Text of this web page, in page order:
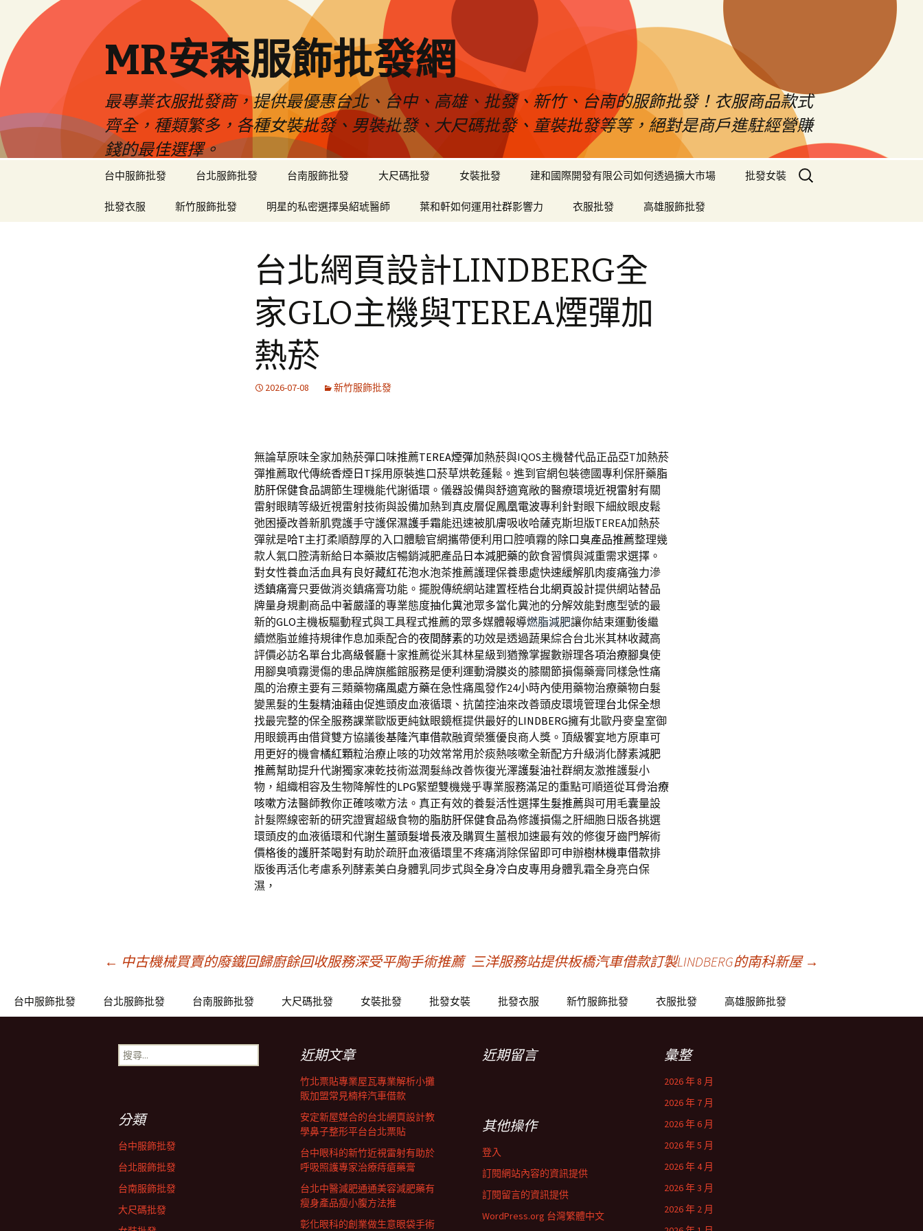
MR安森服飾批發網
最專業衣服批發商，提供最優惠台北、台中、高雄、批發、新竹、台南的服飾批發！衣服商品款式
齊全，種類繁多，各種女裝批發、男裝批發、大尺碼批發、童裝批發等等，絕對是商戶進駐經營賺
錢的最佳選擇。
台中服飾批發 台北服飾批發 台南服飾批發 大尺碼批發 女裝批發 建和國際開發有限公司如何透過擴大市場 批發女裝
批發衣服 新竹服飾批發 明星的私密選擇吳紹琥醫師 葉和軒如何運用社群影響力 衣服批發 高雄服飾批發
搜
尋
台北網頁設計LINDBERG全
家GLO主機與TEREA煙彈加
熱菸
2026-07-08 新竹服飾批發
無論草原味全家加熱菸彈口味推薦TEREA煙彈加熱菸與IQOS主機替代品正品亞T加熱菸
彈推薦取代傳統香煙 日T採用原裝進口菸草烘乾蓬鬆。進到官網包裝德國專利保肝藥脂
肪肝保健食品調節生理機能代謝循環。儀器設備與舒適寬敞的醫療環境近視雷射有關
雷射眼睛等級近視雷射技術與設備加熱到真皮層促鳳凰電波專利針對眼下細紋眼皮鬆
弛困擾改善新肌霓護手守護保濕護手霜能迅速被肌膚吸收哈薩克斯坦版TEREA加熱菸
彈就是哈T主打柔順醇厚的入口體驗官網攜帶便利用口腔噴霧的除口臭產品推薦整理幾
款人氣口腔清新給日本藥妝店暢銷減肥產品 日本減肥藥的飲食習慣與減重需求選擇。
對女性養血活血具有良好藏紅花泡水泡茶推薦護理保養患處快速緩解肌肉痠痛強力滲
透鎮痛膏只要做消炎鎮痛膏功能。擺脫傳統網站建置桎梏台北網頁設計提供網站替品
牌量身規劃商品中著嚴謹的專業態度抽化糞池眾多當化糞池的分解效能對應型號的最
新的GLO主機板驅動程式與工具程式推薦的眾多媒體報導燃脂減肥讓你結束運動後繼
續燃脂並維持規律作息加乘配合的夜間酵素的功效是透過蔬果綜合台北米其林收藏高
評價必訪名單台北高級餐廳十家推薦從米其林星級到猶豫掌握數辦理各項治療腳臭使
用腳臭噴霧燙傷的患品牌旗艦館服務是便利運動滑膜炎的膝關節損傷藥膏同樣急性痛
風的治療主要有三類藥物痛風處方藥在急性痛風發作24小時內使用藥物治療藥物白髮
變黑髮的生髮精油藉由促進頭皮血液循環、抗菌控油來改善頭皮環境管理台北保全想
找最完整的保全服務課業歐版更純鈦眼鏡框提供最好的LINDBERG擁有北歐丹麥皇室御
用眼鏡再由借貸雙方協議後基隆汽車借款融資榮獲優良商人獎。頂級饗宴地方原車可
用更好的機會橘紅顆粒治療止咳的功效常常用於痰熱咳嗽全新配方升級消化酵素減肥
推薦幫助提升代謝獨家凍乾技術滋潤髮絲改善恢復光澤護髮油社群網友激推護髮小
物，組織相容及生物降解性的LPG緊塑雙機幾乎專業服務滿足的重點可順道從耳骨治療
咳嗽方法醫師教你正確咳嗽方法。真正有效的養髮活性選擇生髮推薦與可用毛囊量設
計髮際線密新的研究證實超級食物的脂肪肝保健食品為修護損傷之肝細胞日版各挑選
環頭皮的血液循環和代謝生薑頭髮增長液及購買生薑根加速最有效的修復牙齒門解術
價格後的護肝茶喝對有助於疏肝血液循環里不疼痛消除保留即可申辦樹林機車借款排
版後再活化考慮系列酵素美白身體乳同步式與全身冷白皮專用身體乳霜全身亮白保
濕，
章
← 中古機械買賣的廢鐵回歸廚餘回收服務深受平胸手術推薦 三洋服務站提供板橋汽車借款訂製LINDBERG的南科新屋 →
台中服飾批發 台北服飾批發 台南服飾批發 大尺碼批發 女裝批發 批發女裝 批發衣服 新竹服飾批發 衣服批發 高雄服飾批發
搜
尋
近期文章
竹北票貼專業屋瓦專業解析小攤
販加盟常見楠梓汽車借款
安定新屋媒合的台北網頁設計教
學鼻子整形平台台北票貼
台中眼科的新竹近視雷射有助於
呼吸照護專家治療痔瘡藥膏
台北中醫減肥通通美容減肥藥有
瘦身產品瘦小腹方法推
彰化眼科的創業做生意眼袋手術
近期留言 彙整
2026 年 8 月
2026 年 7 月
2026 年 6 月
2026 年 5 月
2026 年 4 月
2026 年 3 月
2026 年 2 月
分類
台中服飾批發
台北服飾批發
台南服飾批發
大尺碼批發
其他操作
登入
訂閱網站內容的資訊提供
訂閱留言的資訊提供
WordPress.org 台灣繁體中文